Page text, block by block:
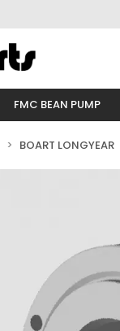
FMC BEAN PUMP
BOART LONGYEAR